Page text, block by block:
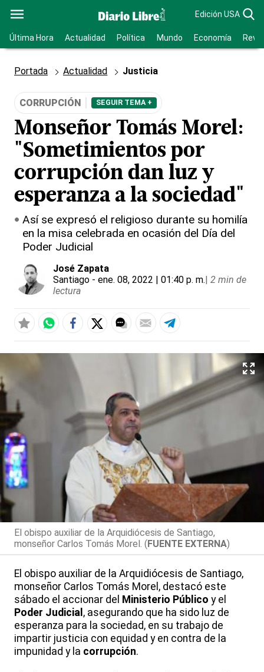
Edición USA
Última Hora Actualidad Política Mundo Economía
Portada Actualidad Justicia
CORRUPCIÓN SEGUIR TEMA +
Monseñor Tomás Morel:
"Sometimientos por
corrupción dan luz y
esperanza a la sociedad"
Así se expresó el religioso durante su homilía
en la misa celebrada en ocasión del Día del
Poder Judicial
José Zapata
Santiago - ene. 08, 2022 | 01:40 p. m.| 2 min de
lectura
El obispo auxiliar de la Arquidiócesis de Santiago,
monseñor Carlos Tomás Morel. (FUENTE EXTERNA)
El obispo auxiliar de la Arquidiócesis de Santiago,
monseñor Carlos Tomás Morel, destacó este
sábado el accionar del Ministerio Público y el
Poder Judicial , asegurando que ha sido luz de
esperanza para la sociedad, en su trabajo de
impartir justicia con equidad y en contra de la
impunidad y la corrupción.